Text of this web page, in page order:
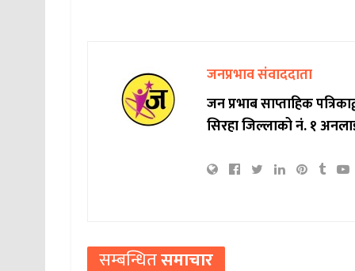
जनप्रभाव संवाददाता
जन प्रभाब साप्ताहिक
सिरहा जिल्लाको नं. १
सम्बन्धितसमाचार